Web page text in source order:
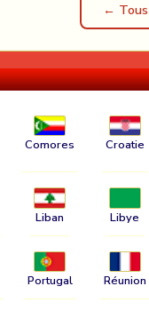
←
Comores Croatie
Liban Libye
Portugal Réunion